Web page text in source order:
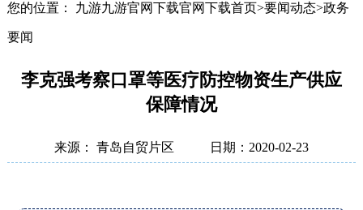
您的位置： 九游九游官网下载官网下载首页>要闻动态>政务
要闻
李克强考察口罩等医疗防控物资生产供应
保障情况
来源： 青岛自贸片区 日期：2020-02-23